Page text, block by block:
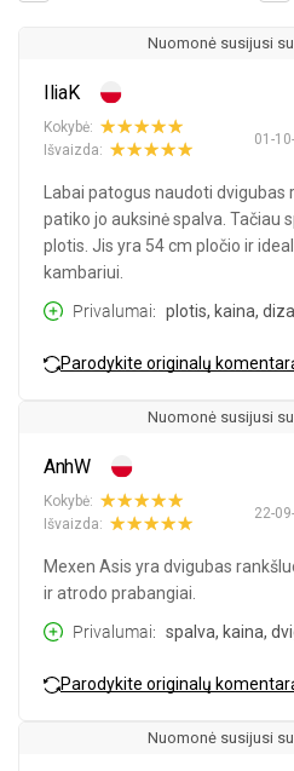
Nuomonė susijusi
IliaK
01-
Kokybė:
Išvaizda:
Labai patogus naudoti dvigubas
patiko jo auksinė spalva. Tačiau
plotis. Jis yra 54 cm pločio ir
kambariui.
Privalumai
plotis, kaina,
Parodykite originalų
Nuomonė susijusi
AnhW
22-
Kokybė:
Išvaizda:
Mexen Asis yra dvigubas
ir atrodo prabangiai.
Privalumai
spalva, kaina,
Parodykite originalų
Nuomonė susijusi